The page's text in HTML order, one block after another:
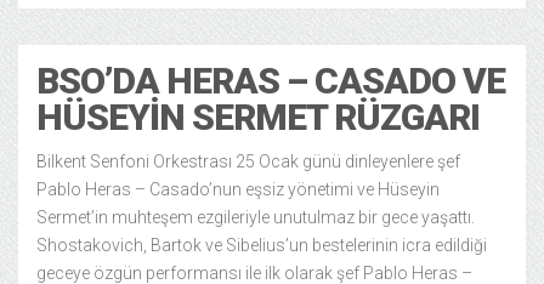
BSO’DA HERAS – CASADO VE
HÜSEYIN SERMET RÜZGARI
Bilkent Senfoni Orkestrası 25 Ocak günü dinleyenlere şef
Pablo Heras – Casado’nun eşsiz yönetimi ve Hüseyin
Sermet’in muhteşem ezgileriyle unutulmaz bir gece yaşattı.
Shostakovich, Bartok ve Sibelius’un bestelerinin icra edildiği
geceye özgün performansı ile ilk olarak şef Pablo Heras –